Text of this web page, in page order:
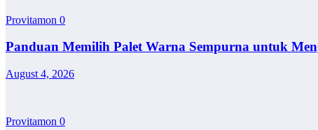
Provitamon 0
Panduan Memilih Palet Warna Sempurna untuk
August 4, 2026
Provitamon 0